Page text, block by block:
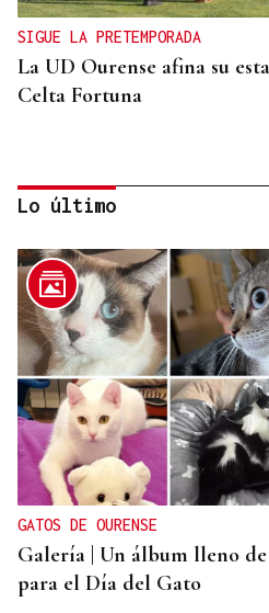
SIGUE LA PRETEMPORADA
La UD Ourense afina su
Celta Fortuna
GANADORAS
Título de dobles para las
Cidade de Ourense sin
Lo último
GATOS DE OURENSE
Galería | Un álbum lleno
para el Día del Gato